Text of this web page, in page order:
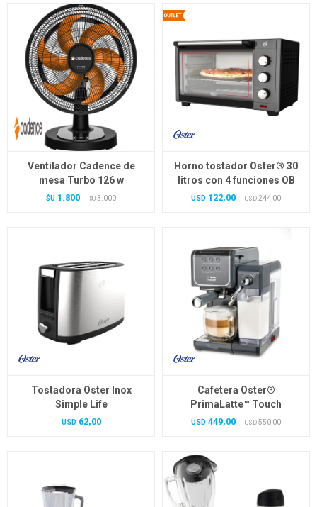
Ventilador Cadence de
mesa Turbo 126 w
$U 1.800 $U 3.000
Horno tostador Oster® 30
litros con 4 funciones OB
USD 122,00 USD 244,00
Tostadora Oster Inox
Simple Life
USD 62,00
Cafetera Oster®
PrimaLatte™ Touch
USD 449,00 USD 550,00